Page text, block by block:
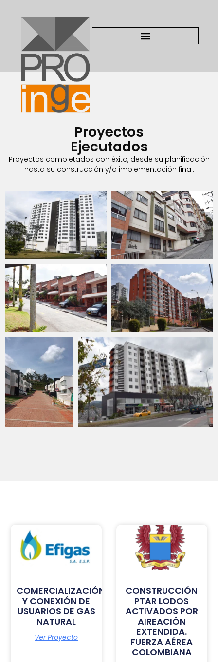
Proyectos
Ejecutados
Proyectos completados con éxito, desde su planificación
hasta su construcción y/o implementación final.
COMERCIALIZACIÓN
Y CONEXIÓN DE
USUARIOS DE GAS
NATURAL
Ver Proyecto
CONSTRUCCIÓN
PTAR LODOS
ACTIVADOS POR
AIREACIÓN
EXTENDIDA.
FUERZA AÉREA
COLOMBIANA